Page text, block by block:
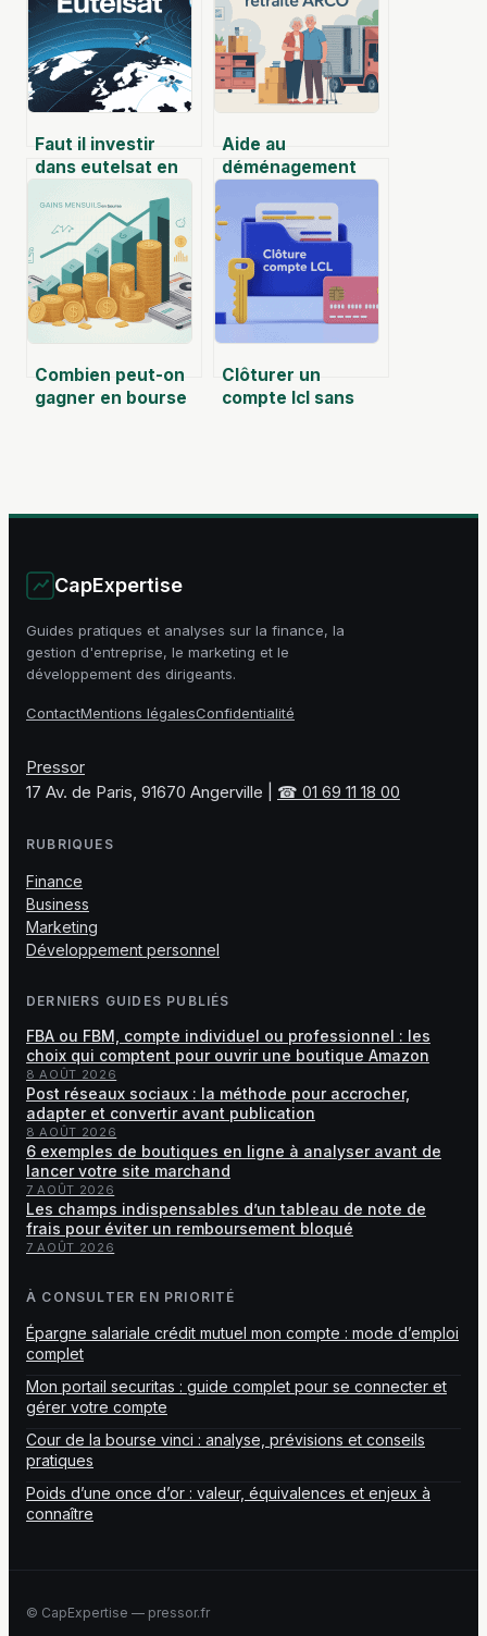
Faut il investir
dans eutelsat en
complète et avis
argumenté
Aide au
déménagement
guide complet
pour en bénéficier
Combien peut-on
gagner en bourse
Clôturer un
compte lcl sans
CapExpertise
Guides pratiques et analyses sur la finance, la
gestion d'entreprise, le marketing et le
développement des dirigeants.
ContactMentions légalesConfidentialité
Pressor
17 Av. de Paris, 91670 Angerville
☎ 01 69 11 18 00
RUBRIQUES
Finance
Business
Marketing
Développement personnel
DERNIERS GUIDES PUBLIÉS
FBA ou FBM, compte individuel ou professionnel : les
choix qui comptent pour ouvrir une boutique Amazon
8 AOÛT 2026
Post réseaux sociaux : la méthode pour accrocher,
adapter et convertir avant publication
8 AOÛT 2026
6 exemples de boutiques en ligne à analyser avant de
lancer votre site marchand
7 AOÛT 2026
Les champs indispensables d’un tableau de note de
frais pour éviter un remboursement bloqué
7 AOÛT 2026
À CONSULTER EN PRIORITÉ
Épargne salariale crédit mutuel mon compte : mode d’emploi
complet
Mon portail securitas : guide complet pour se connecter et
gérer votre compte
Cour de la bourse vinci : analyse, prévisions et conseils
pratiques
Poids d’une once d’or : valeur, équivalences et enjeux à
connaître
© CapExpertise — pressor.fr